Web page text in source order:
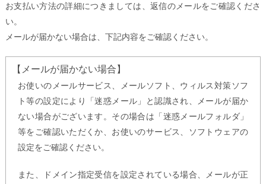
お支払い方法の詳細につきましては、返信のメールをご確認くださ
い。
メールが届かない場合は、下記内容をご確認ください。
【メールが届かない場合】
お使いのメールサービス、メールソフト、ウィルス対策ソフ
ト等の設定により「迷惑メール」と認識され、メールが届か
ない場合がございます。その場合は「迷惑メールフォルダ」
等をご確認いただくか、お使いのサービス、ソフトウェアの
設定をご確認ください。
また、ドメイン指定受信を設定されている場合、メールが正